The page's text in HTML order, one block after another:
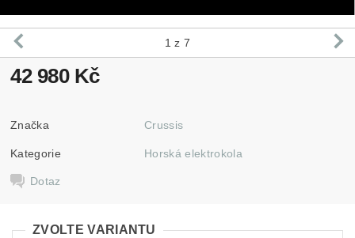
1 z 7
42 980 Kč
Značka Crussis
Kategorie Horská elektrokola
Dotaz
ZVOLTE VARIANTU